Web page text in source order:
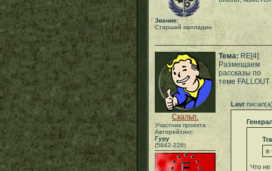
Звание:
Старший палладин
Скальп.
Участник проекта
Авторейтинг:
Гуру
(5842-228)
Тема: RE[4]:
Размещаем
рассказы по
теме FALLOUT
Lavr
в
Что не